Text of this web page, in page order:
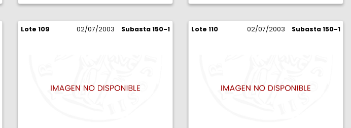
Lote 109 02/07/2003 Subasta 150-1 Lote 110 02/07/2003 Subasta 150-1